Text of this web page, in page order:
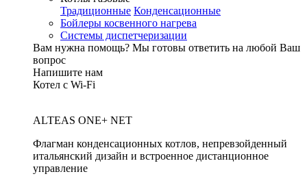
Традиционные Конденсационные
Бойлеры косвенного нагрева
Системы диспетчеризации
Вам нужна помощь? Мы готовы ответить на любой Ваш
вопрос
Напишите нам
Котел с Wi-Fi
ALTEAS ONE+ NET
Флагман конденсационных котлов, непревзойденный
итальянский дизайн и встроенное дистанционное
управление